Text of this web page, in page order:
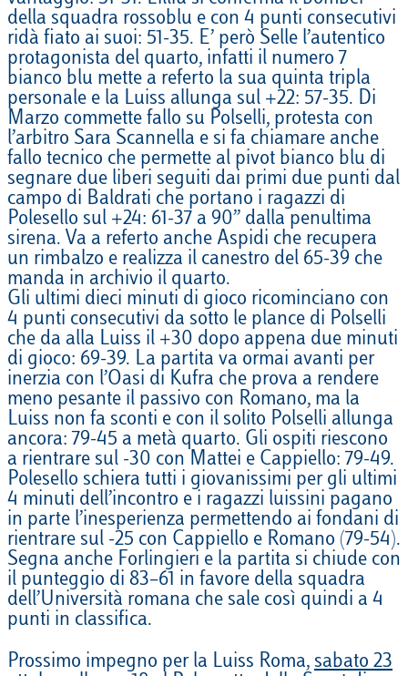
della squadra rossoblu e con 4 punti consecutivi
ridà fiato ai suoi: 51-35. E’ però Selle l’autentico
protagonista del quarto, infatti il numero 7
bianco blu mette a referto la sua quinta tripla
personale e la Luiss allunga sul +22: 57-35. Di
Marzo commette fallo su Polselli, protesta con
l’arbitro Sara Scannella e si fa chiamare anche
fallo tecnico che permette al pivot bianco blu di
segnare due liberi seguiti dai primi due punti dal
campo di Baldrati che portano i ragazzi di
Polesello sul +24: 61-37 a 90’’ dalla penultima
sirena. Va a referto anche Aspidi che recupera
un rimbalzo e realizza il canestro del 65-39 che
manda in archivio il quarto.
Gli ultimi dieci minuti di gioco ricominciano con
4 punti consecutivi da sotto le plance di Polselli
che da alla Luiss il +30 dopo appena due minuti
di gioco: 69-39. La partita va ormai avanti per
inerzia con l’Oasi di Kufra che prova a rendere
meno pesante il passivo con Romano, ma la
Luiss non fa sconti e con il solito Polselli allunga
ancora: 79-45 a metà quarto. Gli ospiti riescono
a rientrare sul -30 con Mattei e Cappiello: 79-49.
Polesello schiera tutti i giovanissimi per gli ultimi
4 minuti dell’incontro e i ragazzi luissini pagano
in parte l’inesperienza permettendo ai fondani di
rientrare sul -25 con Cappiello e Romano (79-54).
Segna anche Forlingieri e la partita si chiude con
il punteggio di 83–61 in favore della squadra
dell’Università romana che sale così quindi a 4
punti in classifica.
Prossimo impegno per la Luiss Roma, sabato 23